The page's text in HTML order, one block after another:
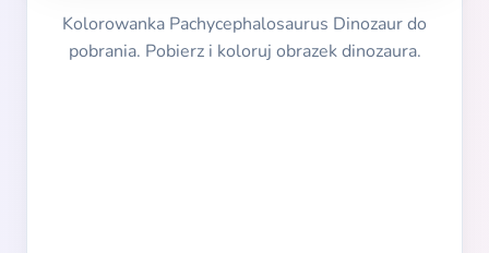
Kolorowanka Pachycephalosaurus Dinozaur do
pobrania. Pobierz i koloruj obrazek dinozaura.